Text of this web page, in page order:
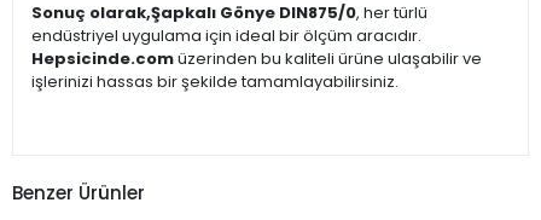
Sonuç olarak,Şapkalı Gönye DIN875/0, her türlü
endüstriyel uygulama için ideal bir ölçüm aracıdır.
Hepsicinde.comüzerinden bu kaliteli ürüne ulaşabilir ve
işlerinizi hassas bir şekilde tamamlayabilirsiniz.
Benzer Ürünler